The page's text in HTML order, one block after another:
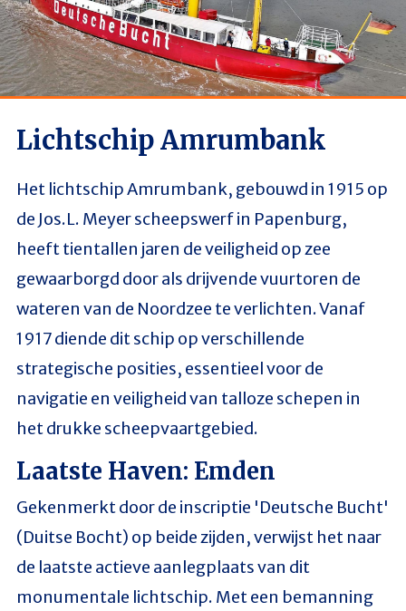
Lichtschip Amrumbank
Het lichtschip Amrumbank, gebouwd in 1915 op
de Jos.L. Meyer scheepswerf in Papenburg,
heeft tientallen jaren de veiligheid op zee
gewaarborgd door als drijvende vuurtoren de
wateren van de Noordzee te verlichten. Vanaf
1917 diende dit schip op verschillende
strategische posities, essentieel voor de
navigatie en veiligheid van talloze schepen in
het drukke scheepvaartgebied.
Laatste Haven: Emden
Gekenmerkt door de inscriptie 'Deutsche Bucht'
(Duitse Bocht) op beide zijden, verwijst het naar
de laatste actieve aanlegplaats van dit
monumentale lichtschip. Met een bemanning